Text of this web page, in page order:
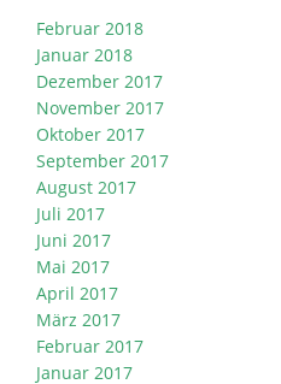
Februar 2018
Januar 2018
Dezember 2017
November 2017
Oktober 2017
September 2017
August 2017
Juli 2017
Juni 2017
Mai 2017
April 2017
März 2017
Februar 2017
Januar 2017